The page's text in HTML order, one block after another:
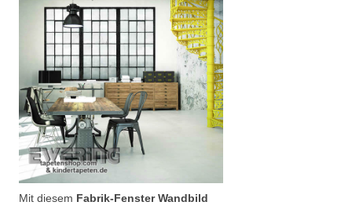
Mit diesem Fabrik-Fenster Wandbild